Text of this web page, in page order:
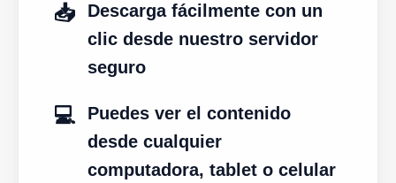
📥
Descarga fácilmente con un
clic desde nuestro servidor
seguro
💻
Puedes ver el contenido
desde cualquier
computadora, tablet o celular